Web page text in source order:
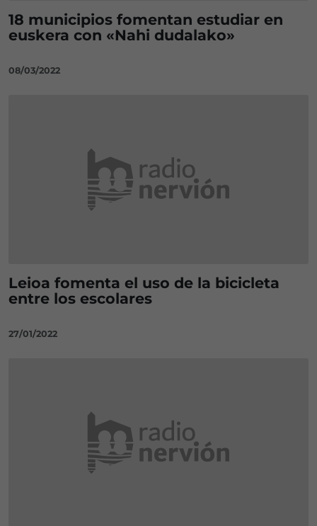
18 municipios fomentan estudiar en
euskera con «Nahi dudalako»
08/03/2022
Leioa fomenta el uso de la bicicleta
entre los escolares
27/01/2022